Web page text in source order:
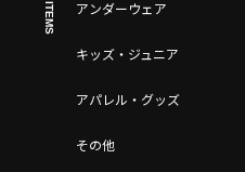
ITEMS アンダーウェア
キッズ・ジュニア
アパレル・グッズ
その他